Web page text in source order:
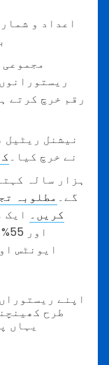
اعداد و
رقم خرچ کرتے
نیشنل ریٹیل
نے خرچ کیا۔
گے۔ مطلوبہ
کریں۔ ایک
ایونٹس
اپنے
طرح
یہاں